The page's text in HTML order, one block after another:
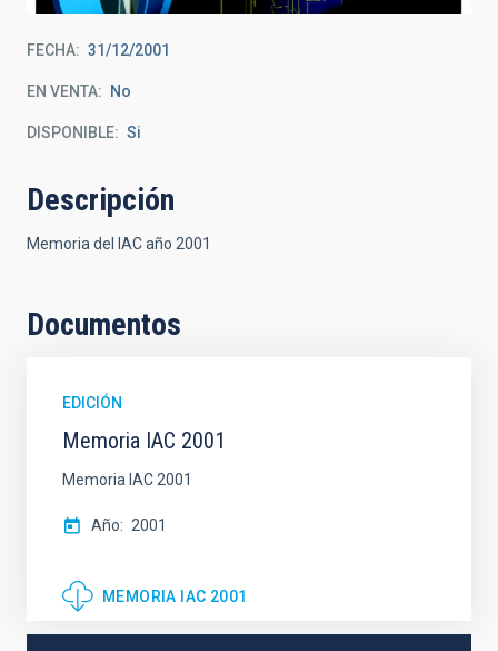
FECHA 31/12/2001
EN VENTA No
DISPONIBLE Si
Descripción
Memoria del IAC año 2001
Documentos
EDICIÓN
Memoria IAC 2001
Memoria IAC 2001
Año 2001
MEMORIA IAC 2001